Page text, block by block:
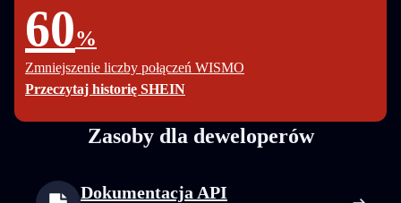
60%
Zmniejszenie liczby połączeń WISMO
Przeczytaj historię SHEIN
Zasoby dla deweloperów
Dokumentacja API